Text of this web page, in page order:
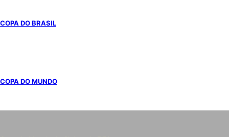
COPA DO BRASIL
COPA DO MUNDO